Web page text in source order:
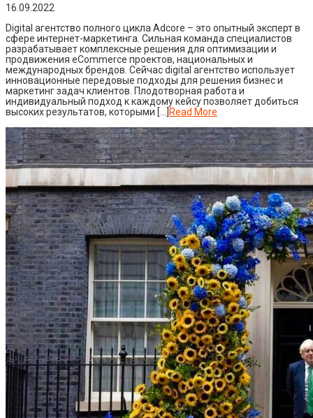
16.09.2022
Digital агентство полного цикла Adcore – это опытный эксперт в
сфере интернет-маркетинга. Сильная команда специалистов
разрабатывает комплексные решения для оптимизации и
продвижения eCommerce проектов, национальных и
международных брендов. Сейчас digital агентство использует
инновационные передовые подходы для решения бизнес и
маркетинг задач клиентов. Плодотворная работа и
индивидуальный подход к каждому кейсу позволяет добиться
высоких результатов, которыми […]
Read More